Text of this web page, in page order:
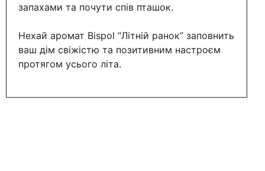
запахами та почути спів пташок.
Нехай аромат Bispol “Літній ранок” заповнить
ваш дім свіжістю та позитивним настроєм
протягом усього літа.